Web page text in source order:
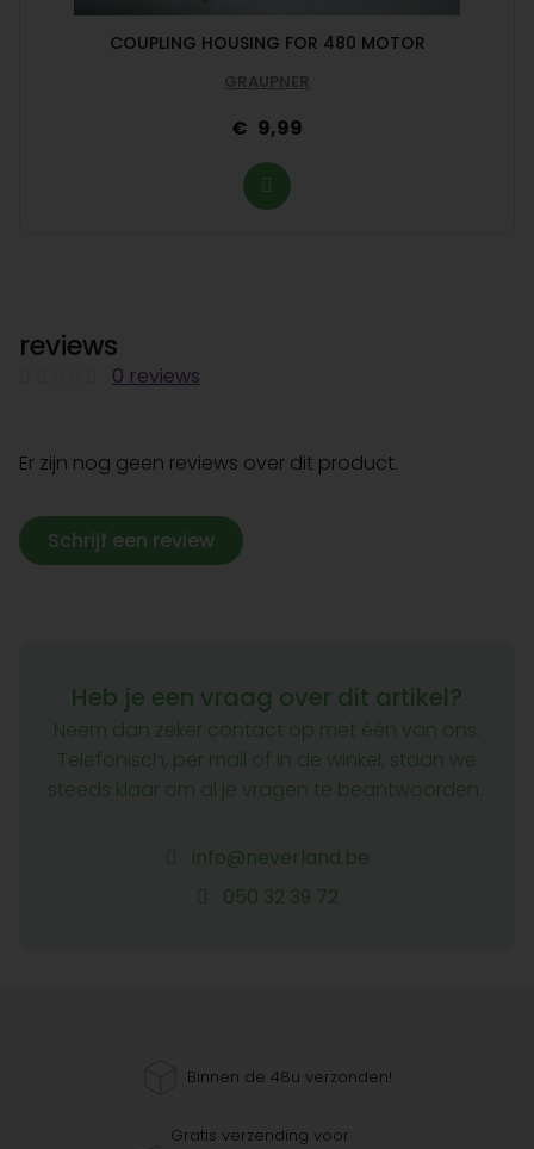
COUPLING HOUSING FOR 480 MOTOR
GRAUPNER
9,99
reviews
0 reviews
Er zijn nog geen reviews over dit product.
Schrijf een review
Heb je een vraag over dit artikel?
Neem dan zeker contact op met één van ons.
Telefonisch, per mail of in de winkel, staan we
steeds klaar om al je vragen te beantwoorden.
info@neverland.be
050 32 39 72
Binnen de 48u verzonden!
Gratis verzending voor